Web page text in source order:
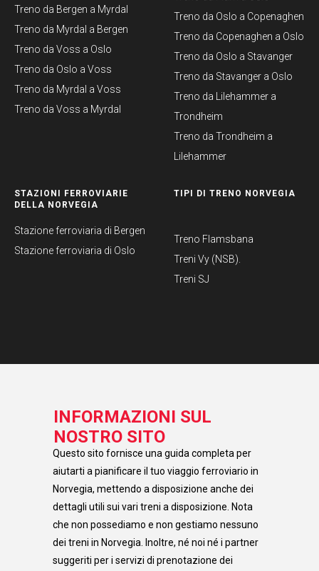
Treno da Bergen a Myrdal
Treno da Myrdal a Bergen
Treno da Voss a Oslo
Treno da Oslo a Voss
Treno da Myrdal a Voss
Treno da Voss a Myrdal
Treno da Oslo a Copenaghen
Treno da Copenaghen a Oslo
Treno da Oslo a Stavanger
Treno da Stavanger a Oslo
Treno da Lilehammer a
Trondheim
Treno da Trondheim a
Lilehammer
STAZIONI FERROVIARIE
DELLA NORVEGIA
Stazione ferroviaria di Bergen
Stazione ferroviaria di Oslo
TIPI DI TRENO NORVEGIA
Treno Flamsbana
Treni Vy (NSB).
Treni SJ
INFORMAZIONI SUL
NOSTRO SITO
Questo sito fornisce una guida completa per
aiutarti a pianificare il tuo viaggio ferroviario in
Norvegia, mettendo a disposizione anche dei
dettagli utili sui vari treni a disposizione. Nota
che non possediamo e non gestiamo nessuno
dei treni in Norvegia. Inoltre, né noi né i partner
suggeriti per i servizi di prenotazione dei